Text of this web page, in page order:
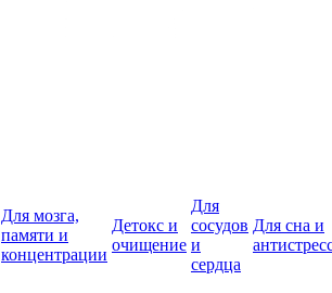
Для мозга,
памяти и
концентрации
Детокс и
очищение
Для
сосудов
и
сердца
Для сна и